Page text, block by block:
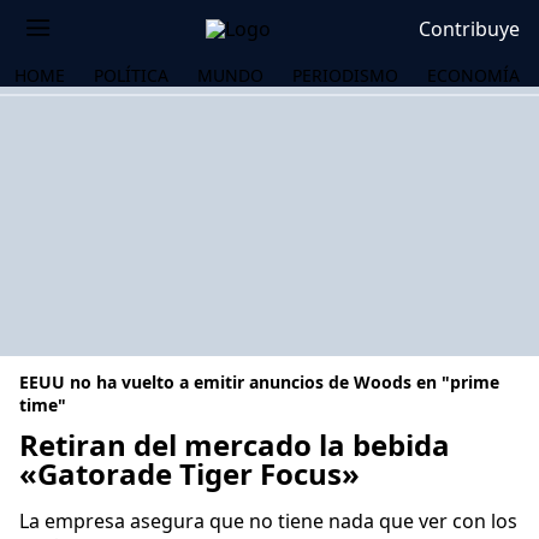
Contribuye
HOME POLÍTICA MUNDO PERIODISMO ECONOMÍA
EEUU no ha vuelto a emitir anuncios de Woods en "prime
time"
Retiran del mercado la bebida
«Gatorade Tiger Focus»
La empresa asegura que no tiene nada que ver con los